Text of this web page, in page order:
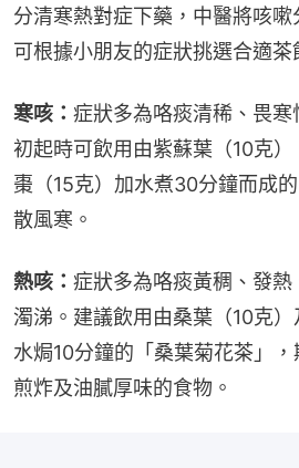
分清寒熱對症下藥，中醫將咳
可根據小朋友的症狀挑選合適茶
寒咳： 症狀多為咯痰清稀、畏寒
初起時可飲用由紫蘇葉（10克
棗（15克）加水煮30分鐘而成
散風寒。
熱咳： 症狀多為咯痰黃稠、發
濁涕。建議飲用由桑葉（10克
水焗10分鐘的「桑葉菊花茶」
煎炸及油膩厚味的食物。